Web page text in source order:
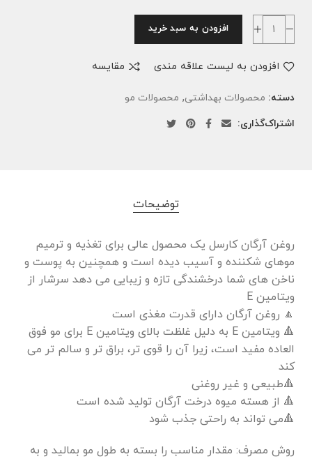
افزودن به سبد خرید
افزودن به لیست علاقه مندی مقایسه
دسته: محصولات بهداشتی, محصولات مو
اشتراک‌گذاری:
توضیحات
روغن آرگان کارسل یک محصول عالی برای تغذیه و ترمیم
موهای شکننده و آسیب دیده است و همچنین به پوست و
ناخن های شما درخشندگی تازه و زیبایی می دهد سرشار از
ویتامین E
🔼 روغن آرگان دارای قدرت مغذی است
🔺 ویتامین E به دلیل غلظت بالای ویتامین E برای مو فوق
العاده مفید است، زیرا آن را قوی تر، براق تر و سالم تر می
کند
🔺طبیعی و غیر روغنی
🔺 از هسته میوه درخت آرگان تولید شده است
🔺می تواند به راحتی جذب شود
روش مصرف: مقدار مناسب را بسته به طول مو بمالید و به